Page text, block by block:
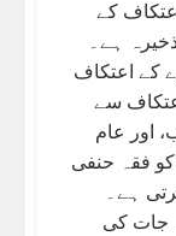
کے
ہے۔
کے اعتکاف
سے
اور عام
فقہ حنفی
ہے۔
جات کی